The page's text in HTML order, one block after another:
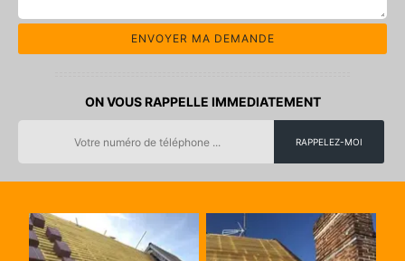
ON VOUS RAPPELLE IMMEDIATEMENT